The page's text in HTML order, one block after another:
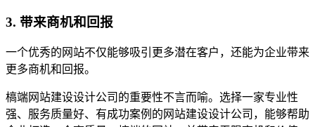
3. 带来商机和回报
一个优秀的网站不仅能够吸引更多潜在客户，还能为企业带来
更多商机和回报。
槁端网站建设设计公司的重要性不言而喻。选择一家专业性
强、服务质量好、有成功案例的网站建设设计公司，能够帮助